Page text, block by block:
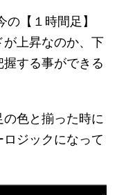
【１時間足】
が上昇なのか、下
する事ができる
色と揃った時に
ジックになって